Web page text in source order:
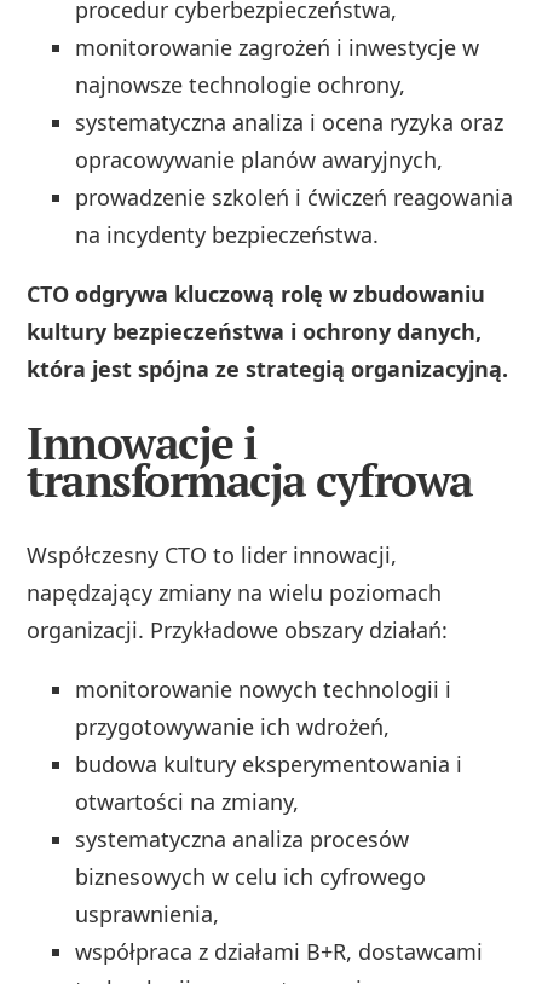
procedur cyberbezpieczeństwa,
monitorowanie zagrożeń i inwestycje w
najnowsze technologie ochrony,
systematyczna analiza i ocena ryzyka oraz
opracowywanie planów awaryjnych,
prowadzenie szkoleń i ćwiczeń reagowania
na incydenty bezpieczeństwa.
CTO odgrywa kluczową rolę w zbudowaniu
kultury bezpieczeństwa i ochrony danych,
która jest spójna ze strategią organizacyjną.
Innowacje i
transformacja cyfrowa
Współczesny CTO to lider innowacji,
napędzający zmiany na wielu poziomach
organizacji. Przykładowe obszary działań:
monitorowanie nowych technologii i
przygotowywanie ich wdrożeń,
budowa kultury eksperymentowania i
otwartości na zmiany,
systematyczna analiza procesów
biznesowych w celu ich cyfrowego
usprawnienia,
współpraca z działami B+R, dostawcami